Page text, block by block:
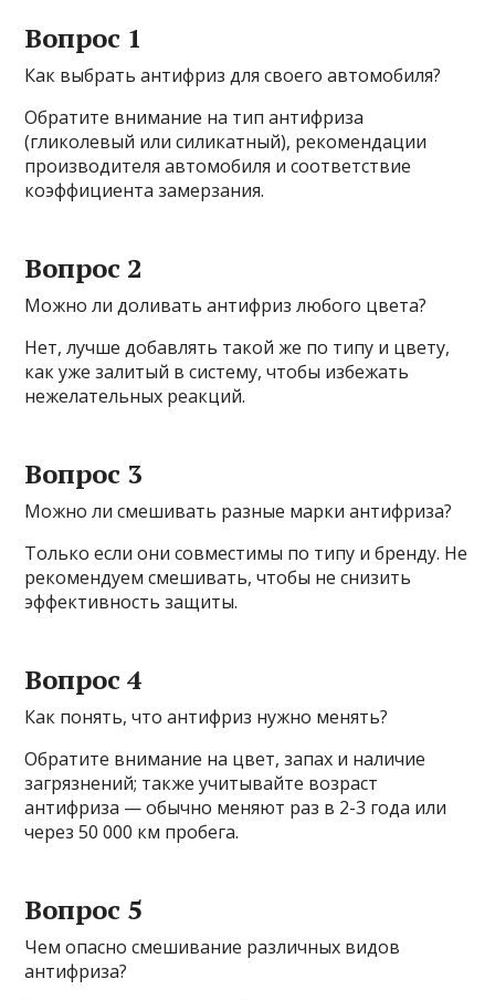
Вопрос 1
Как выбрать антифриз для своего автомобиля?
Обратите внимание на тип антифриза
(гликолевый или силикатный), рекомендации
производителя автомобиля и соответствие
коэффициента замерзания.
Вопрос 2
Можно ли доливать антифриз любого цвета?
Нет, лучше добавлять такой же по типу и цвету,
как уже залитый в систему, чтобы избежать
нежелательных реакций.
Вопрос 3
Можно ли смешивать разные марки антифриза?
Только если они совместимы по типу и бренду. Не
рекомендуем смешивать, чтобы не снизить
эффективность защиты.
Вопрос 4
Как понять, что антифриз нужно менять?
Обратите внимание на цвет, запах и наличие
загрязнений; также учитывайте возраст
антифриза — обычно меняют раз в 2-3 года или
через 50 000 км пробега.
Вопрос 5
Чем опасно смешивание различных видов
антифриза?